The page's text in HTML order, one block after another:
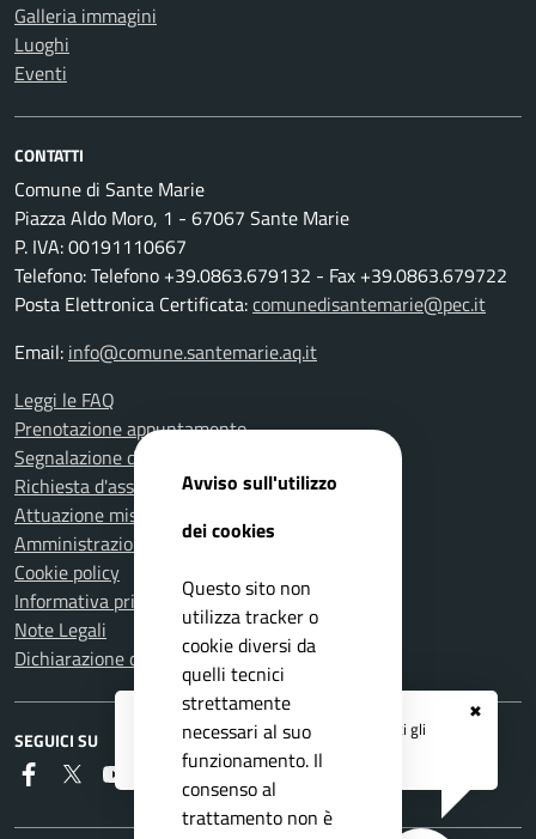
✖
Registrati ai serviziAPP IO
e ricevi tutti gli
aggiornamenti dall'Ente
Galleria immagini
Luoghi
Eventi
CONTATTI
Comune di Sante Marie
Piazza Aldo Moro, 1 - 67067 Sante Marie
P. IVA: 00191110667
Telefono: Telefono +39.0863.679132 - Fax +39.0863.679722
Posta Elettronica Certificata:comunedisantemarie@pec.it
Email: info@comune.santemarie.aq.it
Leggi le FAQ
Prenotazione appuntamento
Segnalazione disservizio
Richiesta d'assistenza
Attuazione misure PNRR
Amministrazione trasparente
Cookie policy
Informativa privacy
Note Legali
Dichiarazione di accessibilità
SEGUICI SU
FaceboookTwitter YoutubeRSS
Avviso sull'utilizzo
dei cookies
Questo sito non
utilizza tracker o
cookie diversi da
quelli tecnici
strettamente
necessari al suo
funzionamento. Il
consenso al
trattamento non è